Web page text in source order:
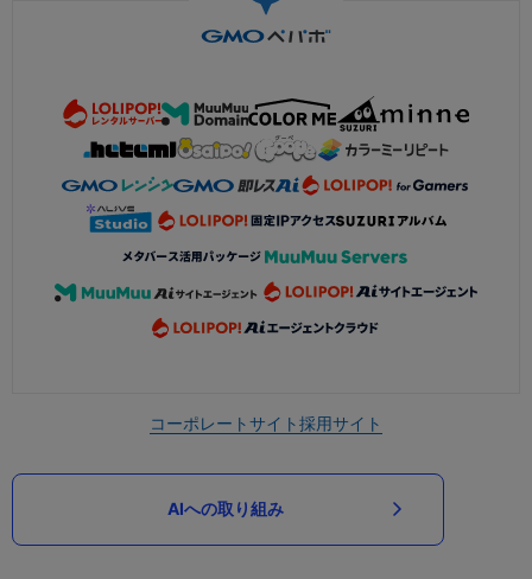
コーポレートサイト採用サイト
AIへの取り組み